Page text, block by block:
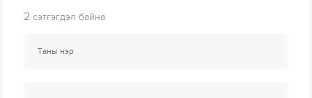
2 сэтгэгдэл байна